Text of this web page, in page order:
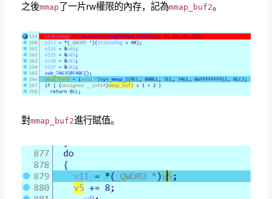
之後mmap了一片rw權限的內存，記為mmap_buf2。
對mmap_buf2進行賦值。